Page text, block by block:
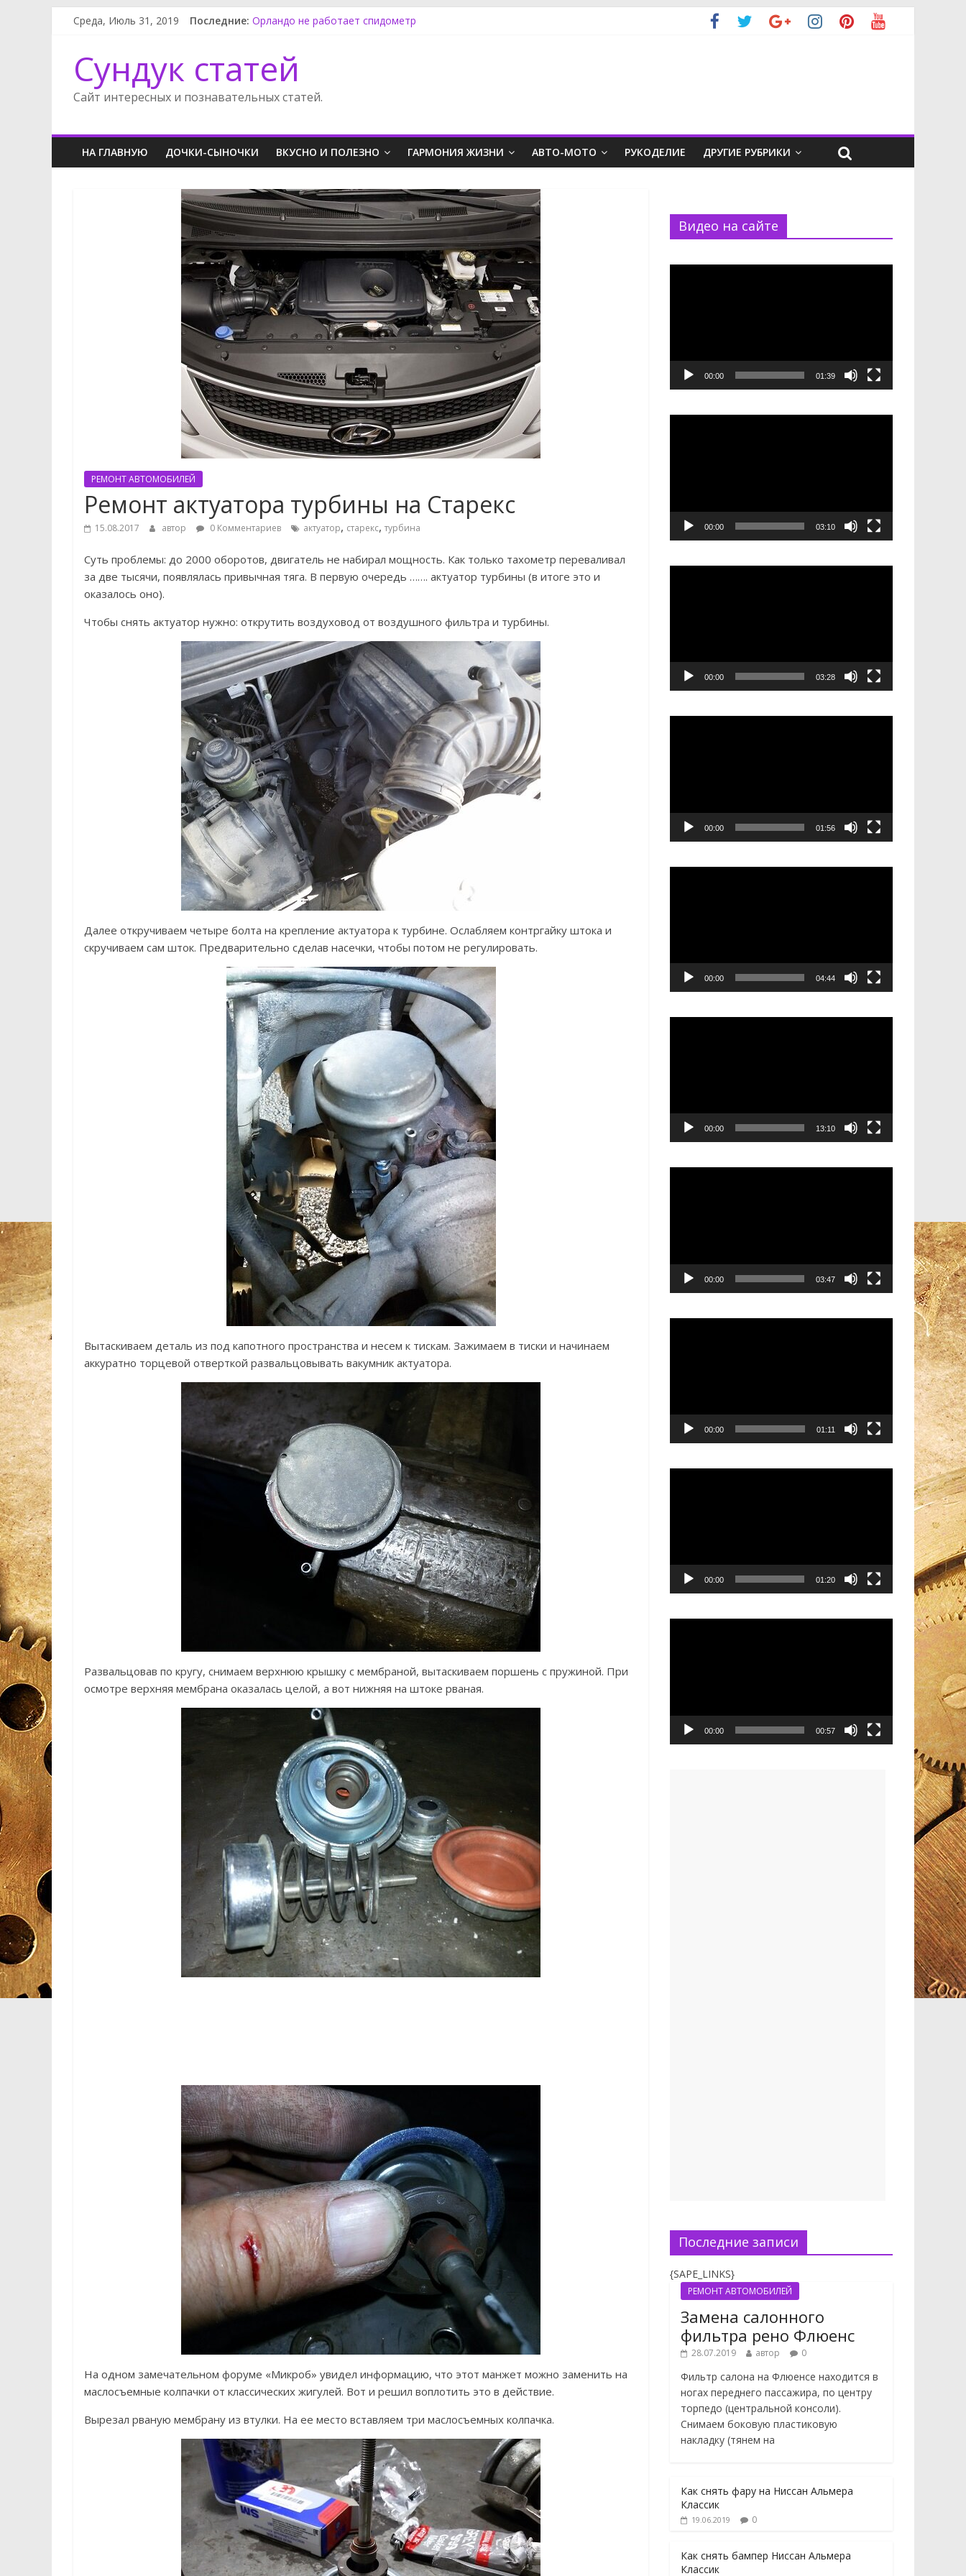
Среда, Июль 31, 2019 Последние: Орландо не работает спидометр
Как снять бампер Ниссан Альмера Классик
Ниссан Альмера как снять радиатор
Сундук статей
Сайт интересных и познавательных статей.
НА ГЛАВНУЮ ДОЧКИ-СЫНОЧКИ ВКУСНО И ПОЛЕЗНО ГАРМОНИЯ ЖИЗНИ АВТО-МОТО РУКОДЕЛИЕ ДРУГИЕ РУБРИКИ
РЕМОНТ АВТОМОБИЛЕЙ
Ремонт актуатора турбины на Старекс
15.08.2017 автор 0 Комментариев актуатор, старекс, турбина
Суть проблемы: до 2000 оборотов, двигатель не набирал мощность. Как только тахометр переваливал
за две тысячи, появлялась привычная тяга. В первую очередь ……. актуатор турбины (в итоге это и
оказалось оно).
Чтобы снять актуатор нужно: открутить воздуховод от воздушного фильтра и турбины.
Далее откручиваем четыре болта на крепление актуатора к турбине. Ослабляем контргайку штока и
скручиваем сам шток. Предварительно сделав насечки, чтобы потом не регулировать.
Вытаскиваем деталь из под капотного пространства и несем к тискам. Зажимаем в тиски и начинаем
аккуратно торцевой отверткой развальцовывать вакумник актуатора.
Развальцовав по кругу, снимаем верхнюю крышку с мембраной, вытаскиваем поршень с пружиной. При
осмотре верхняя мембрана оказалась целой, а вот нижняя на штоке рваная.
На одном замечательном форуме «Микроб» увидел информацию, что этот манжет можно заменить на
маслосъемные колпачки от классических жигулей. Вот и решил воплотить это в действие.
Вырезал рваную мембрану из втулки. На ее место вставляем три маслосъемных колпачка.
Видео на сайте
00:00 01:39
00:00 03:10
00:00 03:28
00:00 01:56
00:00 04:44
00:00 13:10
00:00 03:47
00:00 01:11
00:00 01:20
00:00 00:57
Последние записи
{SAPE_LINKS}
РЕМОНТ АВТОМОБИЛЕЙ
Замена салонного
фильтра рено Флюенс
28.07.2019 автор 0
Фильтр салона на Флюенсе находится в
ногах переднего пассажира, по центру
торпедо (центральной консоли).
Снимаем боковую пластиковую
накладку (тянем на
Как снять фару на Ниссан Альмера
Классик
19.06.2019 0
Как снять бампер Ниссан Альмера
Классик